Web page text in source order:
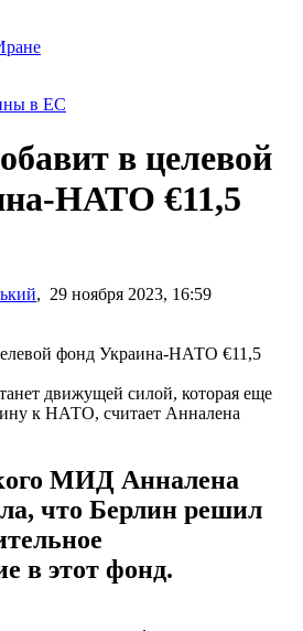
в ЕС
в целевой
НАТО €11,5
, 29 ноября 2023, 16:59
движущей силой, которая еще
к НАТО, считает Анналена
МИД Анналена
что Берлин решил
в этот фонд.